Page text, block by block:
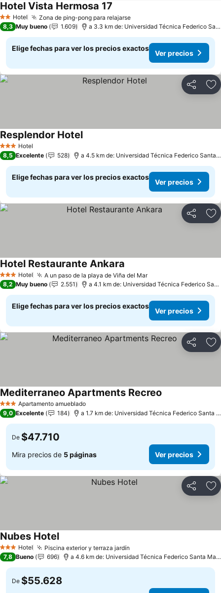
2 Estrellas
Hotel Zona de ping-pong para relajarse
Hotel Vista Hermosa 17
8,3 Muy bueno 1.609 a 3.3 km de: Universidad Técnica Federico Santa María
Elige fechas para ver los precios exactos
Ver precios
Compartir
3 Estrellas
Hotel
Resplendor Hotel
8,5 Excelente 528 a 4.5 km de: Universidad Técnica Federico Santa María
Elige fechas para ver los precios exactos
Ver precios
Compartir
3 Estrellas
Hotel A un paso de la playa de Viña del Mar
Hotel Restaurante Ankara
8,2 Muy bueno 2.551 a 4.1 km de: Universidad Técnica Federico Santa María
Elige fechas para ver los precios exactos
Ver precios
Compartir
3 EstrellasApartamento amueblado
Mediterraneo Apartments Recreo
9,0 Excelente 184 a 1.7 km de: Universidad Técnica Federico Santa María
De $47.710
Mira precios de 5 páginas Ver precios
Compartir
3 Estrellas
Hotel Piscina exterior y terraza jardín
Nubes Hotel
7,8 Bueno 696 a 4.6 km de: Universidad Técnica Federico Santa María
De $55.628